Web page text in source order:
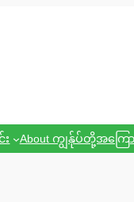
About ကျွန်ုပ်တို့အကြော